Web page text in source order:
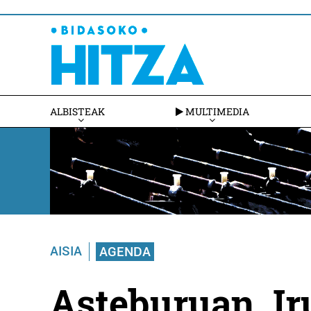
ALBISTEAK MULTIMEDIA
AISIA AGENDA